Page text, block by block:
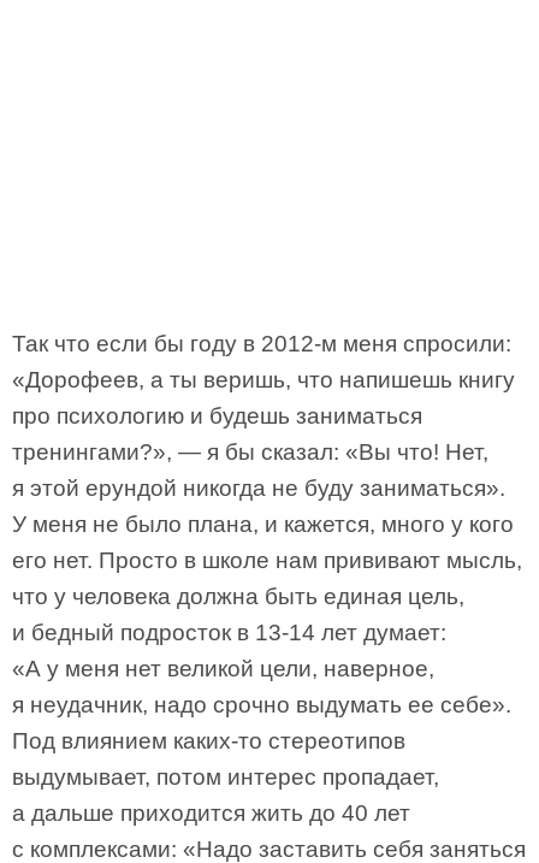
Так что если бы году в 2012-м меня спросили:
«Дорофеев, а ты веришь, что напишешь книгу
про психологию и будешь заниматься
тренингами?», — я бы сказал: «Вы что! Нет,
я этой ерундой никогда не буду заниматься».
У меня не было плана, и кажется, много у кого
его нет. Просто в школе нам прививают мысль,
что у человека должна быть единая цель,
и бедный подросток в 13-14 лет думает:
«А у меня нет великой цели, наверное,
я неудачник, надо срочно выдумать ее себе».
Под влиянием каких-то стереотипов
выдумывает, потом интерес пропадает,
а дальше приходится жить до 40 лет
с комплексами: «Надо заставить себя заняться